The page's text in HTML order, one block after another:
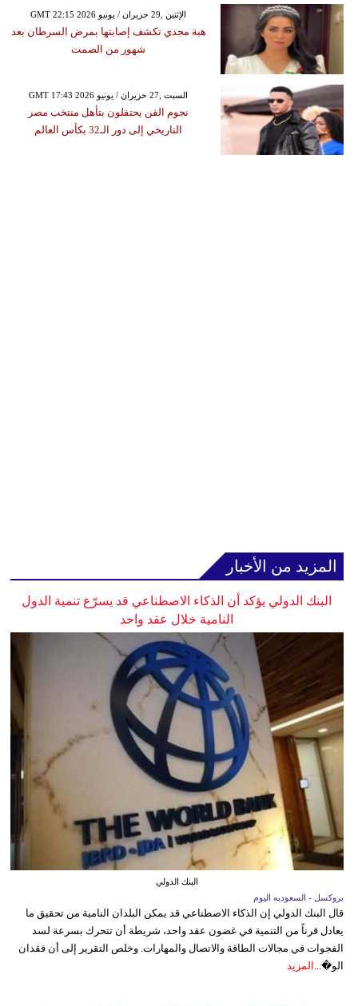
GMT 22:15 2026 الإثنين ,29 حزيران / يونيو
هبة مجدي تكشف إصابتها بمرض السرطان بعد
شهور من الصمت
GMT 17:43 2026 السبت ,27 حزيران / يونيو
نجوم الفن يحتفلون بتأهل منتخب مصر
التاريخي إلى دور الـ32 بكأس العالم
المزيد من الأخبار
البنك الدولي يؤكد أن الذكاء الاصطناعي قد يسرّع تنمية الدول
النامية خلال عقد واحد
البنك الدولي
بروكسل - السعوديه اليوم
قال البنك الدولي إن الذكاء الاصطناعي قد يمكن البلدان النامية من تحقيق ما
يعادل قرناً من التنمية في غضون عقد واحد، شريطة أن تتحرك بسرعة لسد
الفجوات في مجالات الطاقة والاتصال والمهارات. وخلص التقرير إلى أن فقدان
الو�... المزيد